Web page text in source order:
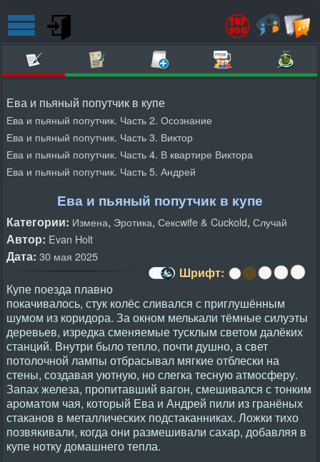
Ева и пьяный попутчик в купе
Ева и пьяный попутчик. Часть 2. Осознание
Ева и пьяный попутчик. Часть 3. Виктор
Ева и пьяный попутчик. Часть 4. В квартире Виктора
Ева и пьяный попутчик. Часть 5. Андрей
Ева и пьяный попутчик в купе
Категории: Измена, Эротика, Сексwife & Cuckold, Случай
Автор: Evan Holt
Дата: 30 мая 2025
Шрифт:
Купе поезда плавно
покачивалось, стук колёс сливался с приглушённым
шумом из коридора. За окном мелькали тёмные силуэты
деревьев, изредка сменяемые тусклым светом далёких
станций. Внутри было тепло, почти душно, а свет
потолочной лампы отбрасывал мягкие отблески на
стены, создавая уютную, но слегка тесную атмосферу.
Запах железа, пропитавший вагон, смешивался с тонким
ароматом чая, который Ева и Андрей пили из гранёных
стаканов в металлических подстаканниках. Ложки тихо
позвякивали, когда они размешивали сахар, добавляя в
купе нотку домашнего тепла.